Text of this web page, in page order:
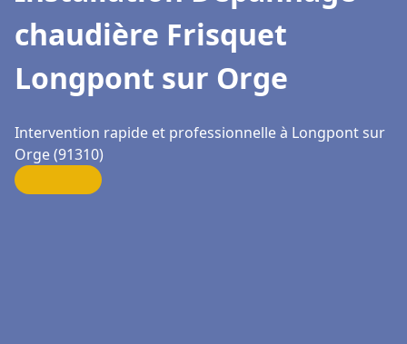
chaudière Frisquet
Longpont sur Orge
Intervention rapide et professionnelle à Longpont sur
Orge (91310)